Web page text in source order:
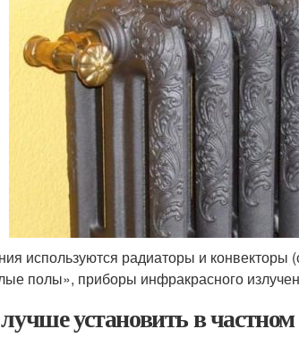
используются радиаторы и
полы», приборы инфракрасного
установить в